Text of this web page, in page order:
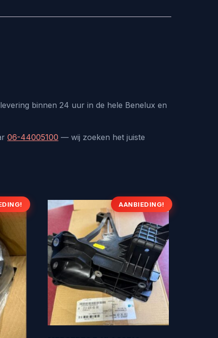
binnen 24 uur in de hele Benelux en
06-44005100 — wij zoeken het juiste
AANBIEDING!